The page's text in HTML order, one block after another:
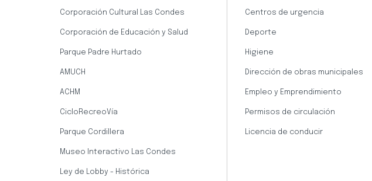
Corporación Cultural Las Condes
Corporación de Educación y Salud
Parque Padre Hurtado
AMUCH
ACHM
CicloRecreoVía
Parque Cordillera
Museo Interactivo Las Condes
Ley de Lobby - Histórica
Centros de urgencia
Deporte
Higiene
Dirección de obras municipales
Empleo y Emprendimiento
Permisos de circulación
Licencia de conducir